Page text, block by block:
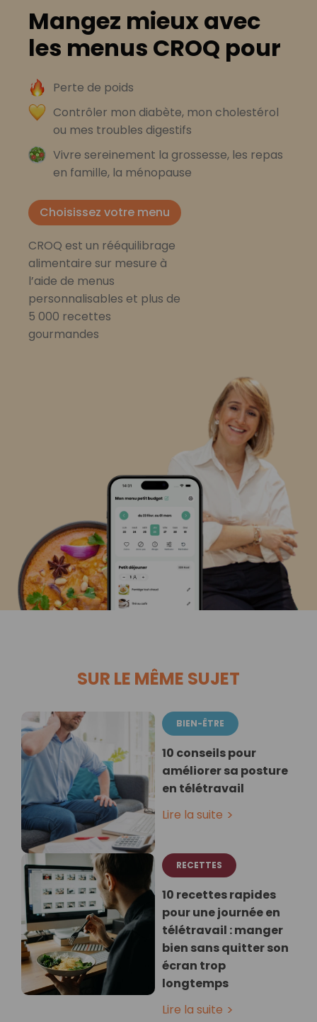
Mangez mieux avec
les menus CROQ pour
Perte de poids
Contrôler mon diabète, mon cholestérol
ou mes troubles digestifs
Vivre sereinement la grossesse, les repas
en famille, la ménopause
Choisissez votre menu
CROQ est un rééquilibrage
alimentaire sur mesure à
l’aide de menus
personnalisables et plus de
5 000 recettes
gourmandes
SUR LE MÊME SUJET
BIEN-ÊTRE
10 conseils pour
améliorer sa posture
en télétravail
Lire la suite
RECETTES
10 recettes rapides
pour une journée en
télétravail : manger
bien sans quitter son
écran trop
longtemps
Lire la suite